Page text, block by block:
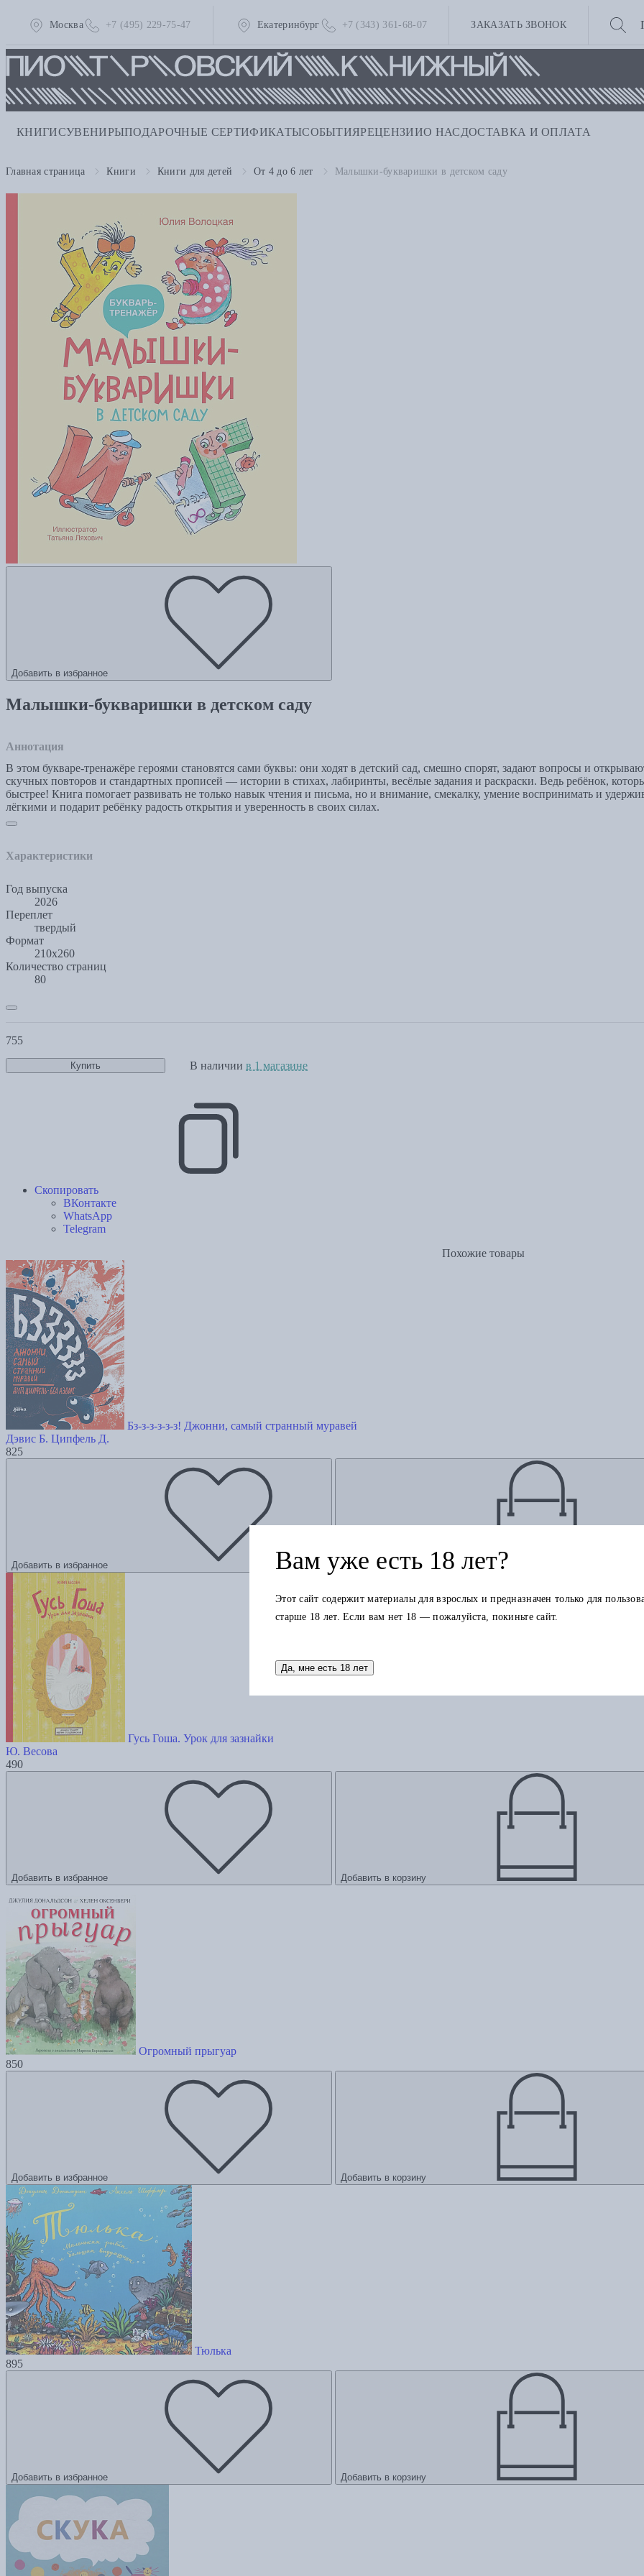
Москва +7 (495) 229-75-47 Екатеринбург +7 (343) 361-68-07 ЗАКАЗАТЬ ЗВОНОК
КНИГИСУВЕНИРЫПОДАРОЧНЫЕ СЕРТИФИКАТЫСОБЫТИЯРЕЦЕНЗИИО НАС ДОСТАВКА И ОПЛАТА
Главная страница Книги Книги для детей От 4 до 6 лет Малышки-букваришки в детском саду
Добавить в избранное
Малышки-букваришки в детском саду
Аннотация
В этом букваре-тренажёре героями становятся сами буквы: они ходят в детский сад, смешно спорят, задают вопросы и
скучных повторов и стандартных прописей — истории в стихах, лабиринты, весёлые задания и раскраски. Ведь ребёнок,
быстрее! Книга помогает развивать не только навык чтения и письма, но и внимание, смекалку, умение воспринимать и
лёгкими и подарит ребёнку радость открытия и уверенность в своих силах.
Характеристики
Год выпуска
2026
Переплет
твердый
Формат
210х260
Количество страниц
80
755
Купить В наличии в 1 магазине
Скопировать
ВКонтакте
WhatsApp
Telegram
Похожие товары
Бз-з-з-з-з-з! Джонни, самый странный муравей
Дэвис Б. Ципфель Д.
825
Добавить в избранное Добавить в корзину
Гусь Гоша. Урок для зазнайки
Ю. Весова
490
Добавить в избранное Добавить в корзину
Огромный прыгуар
850
Добавить в избранное Добавить в корзину
Тюлька
895
Добавить в избранное Добавить в корзину
Вам уже есть 18 лет?
Этот сайт содержит материалы для взрослых и предназначен только для
старше 18 лет. Если вам нет 18 — пожалуйста, покиньте сайт.
Да, мне есть 18 лет